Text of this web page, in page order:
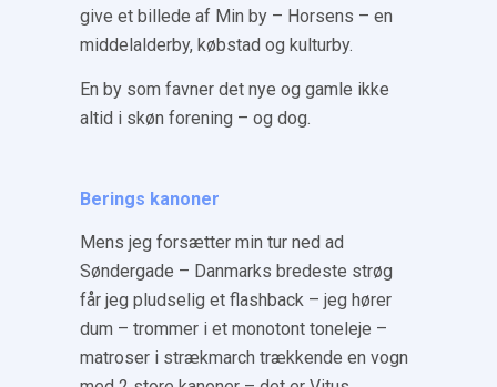
give et billede af Min by – Horsens – en
middelalderby, købstad og kulturby.
En by som favner det nye og gamle ikke
altid i skøn forening – og dog.
Berings kanoner
Mens jeg forsætter min tur ned ad
Søndergade – Danmarks bredeste strøg
får jeg pludselig et flashback – jeg hører
dum – trommer i et monotont toneleje –
matroser i strækmarch trækkende en vogn